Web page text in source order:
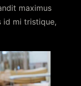
maximus
id mi tristique,